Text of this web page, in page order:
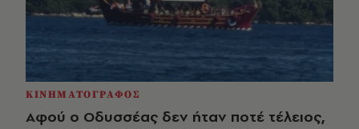
ΚΙΝΗΜΑΤΟΓΡΑΦΟΣ
Αφού ο Οδυσσέας δεν ήταν ποτέ τέλειος,